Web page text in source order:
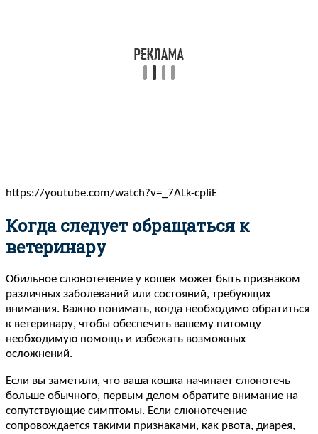
https://youtube.com/watch?v=_7ALk-cpIiE
Когда следует обращаться к
ветеринару
Обильное слюнотечение у кошек может быть признаком
различных заболеваний или состояний, требующих
внимания. Важно понимать, когда необходимо обратиться
к ветеринару, чтобы обеспечить вашему питомцу
необходимую помощь и избежать возможных
осложнений.
Если вы заметили, что ваша кошка начинает слюнотечь
больше обычного, первым делом обратите внимание на
сопутствующие симптомы. Если слюнотечение
сопровождается такими признаками, как рвота, диарея,